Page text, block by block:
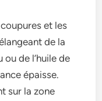
et les
de la
ou de l’huile de
épaisse.
sur la zone